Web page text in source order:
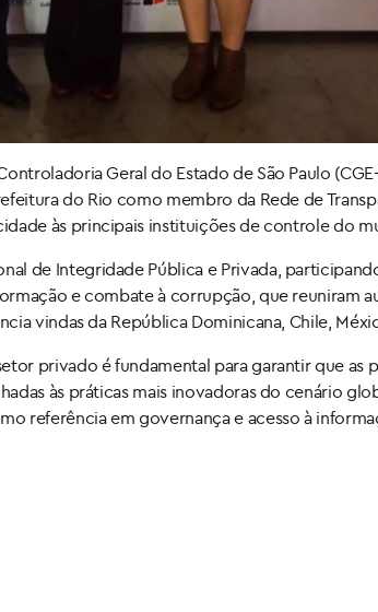
Geral do Estado de São Paulo
do Rio como membro da Rede de
às principais instituições de controle do
de Integridade Pública e Privada,
e combate à corrupção, que reuniram
vindas da República Dominicana, Chile,
privado é fundamental para garantir que as
às práticas mais inovadoras do cenário
referência em governança e acesso à